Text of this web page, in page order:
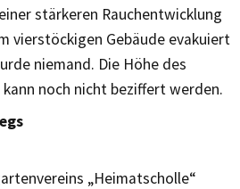
stärkeren Rauchentwicklung
vierstöckigen Gebäude evakuiert
niemand. Die Höhe des
noch nicht beziffert werden.
„Heimatscholle“